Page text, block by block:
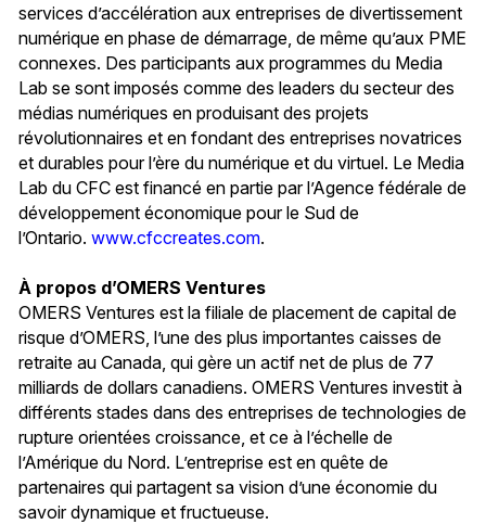
services d’accélération aux entreprises de divertissement
numérique en phase de démarrage, de même qu’aux PME
connexes. Des participants aux programmes du Media
Lab se sont imposés comme des leaders du secteur des
médias numériques en produisant des projets
révolutionnaires et en fondant des entreprises novatrices
et durables pour l’ère du numérique et du virtuel. Le Media
Lab du CFC est financé en partie par l’Agence fédérale de
développement économique pour le Sud de
l’Ontario. www.cfccreates.com.
À propos d’OMERS Ventures
OMERS Ventures est la filiale de placement de capital de
risque d’OMERS, l’une des plus importantes caisses de
retraite au Canada, qui gère un actif net de plus de 77
milliards de dollars canadiens. OMERS Ventures investit à
différents stades dans des entreprises de technologies de
rupture orientées croissance, et ce à l’échelle de
l’Amérique du Nord. L’entreprise est en quête de
partenaires qui partagent sa vision d’une économie du
savoir dynamique et fructueuse.